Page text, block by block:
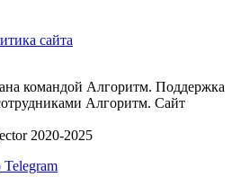
сайта
командой Алгоритм. Поддержка
Алгоритм. Сайт
2020-2025
Telegram